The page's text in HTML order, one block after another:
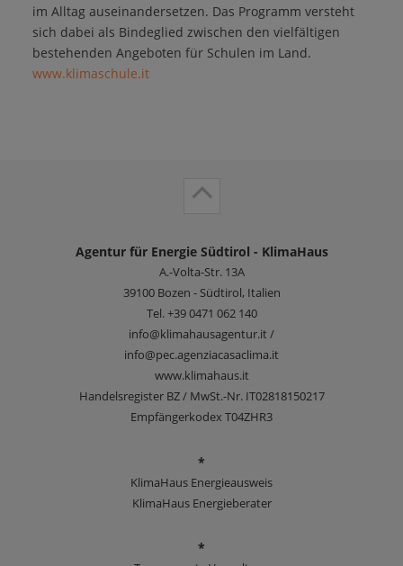
im Alltag auseinandersetzen. Das Programm versteht
sich dabei als Bindeglied zwischen den vielfältigen
bestehenden Angeboten für Schulen im Land.
www.klimaschule.it
Agentur für Energie Südtirol - KlimaHaus
A.-Volta-Str. 13A
39100 Bozen - Südtirol, Italien
Tel.+39 0471 062 140
info@klimahausagentur.it /
info@pec.agenziacasaclima.it
www.klimahaus.it
Handelsregister BZ / MwSt.-Nr. IT02818150217
Empfängerkodex T04ZHR3
*
KlimaHaus Energieausweis
KlimaHaus Energieberater
*